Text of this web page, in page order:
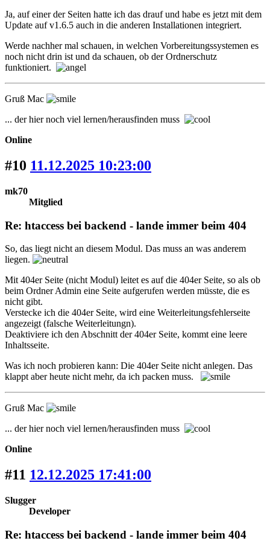
Ja, auf einer der Seiten hatte ich das drauf und habe es jetzt mit dem
Update auf v1.6.5 auch in die anderen Installationen integriert.
Werde nachher mal schauen, in welchen Vorbereitungssystemen es
noch nicht drin ist und da schauen, ob der Ordnerschutz
funktioniert.
Gruß Mac
... der hier noch viel lernen/herausfinden muss
Online
#10 11.12.2025 10:23:00
mk70
Mitglied
Re: htaccess bei backend - lande immer beim 404
So, das liegt nicht an diesem Modul. Das muss an was anderem
liegen.
Mit 404er Seite (nicht Modul) leitet es auf die 404er Seite, so als ob
beim Ordner Admin eine Seite aufgerufen werden müsste, die es
nicht gibt.
Verstecke ich die 404er Seite, wird eine Weiterleitungsfehlerseite
angezeigt (falsche Weiterleitungn).
Deaktiviere ich den Abschnitt der 404er Seite, kommt eine leere
Inhaltsseite.
Was ich noch probieren kann: Die 404er Seite nicht anlegen. Das
klappt aber heute nicht mehr, da ich packen muss.
Gruß Mac
... der hier noch viel lernen/herausfinden muss
Online
#11 12.12.2025 17:41:00
Slugger
Developer
Re: htaccess bei backend - lande immer beim 404